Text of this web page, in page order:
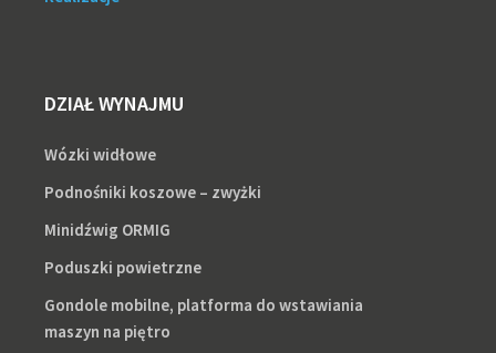
DZIAŁ WYNAJMU
Wózki widłowe
Podnośniki koszowe – zwyżki
Minidźwig ORMIG
Poduszki powietrzne
Gondole mobilne, platforma do wstawiania
maszyn na piętro